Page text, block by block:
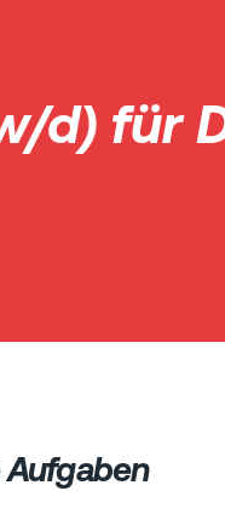
d) für
Aufgaben